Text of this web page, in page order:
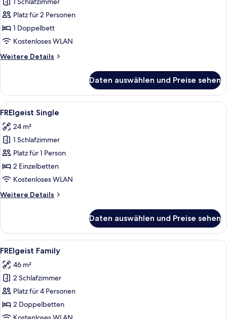
anzeigen
Platz für 2 Personen
1 Doppelbett
Kostenloses WLAN
Weitere Details
Weitere
Suite
Daten auswählen und Preise sehen
Alle
Fotos
für
FREIgeist
Single
anzeigen
Ein Bett mit weißen Kissen, eine
5
FREIgeist Single
24 m²
1 Schlafzimmer
Platz für 1 Person
2 Einzelbetten
Kostenloses WLAN
Weitere Details
Weitere
Single
Daten auswählen und Preise sehen
Alle
Fotos
für
FREIgeist
Family
anzeigen
Ein modernes Hotelzimmer mit
6
FREIgeist Family
46 m²
2 Schlafzimmer
Platz für 4 Personen
2 Doppelbetten